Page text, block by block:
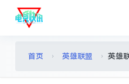
首页 › 英雄联盟 ›